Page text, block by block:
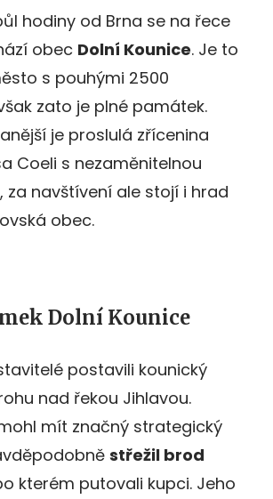
hodiny od Brna se na řece
obec Dolní Kounice. Je to
s pouhými 2500
zato je plné památek.
je proslulá zřícenina
Coeli s nezaměnitelnou
za navštívení ale stojí i hrad
obec.
Dolní Kounice
postavili kounický
nad řekou Jihlavou.
mít značný strategický
střežil brod
kterém putovali kupci. Jeho